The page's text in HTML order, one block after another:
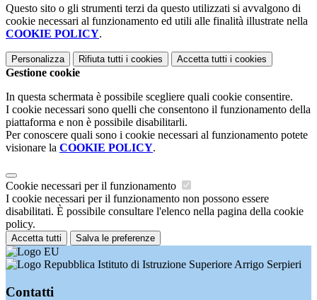
Questo sito o gli strumenti terzi da questo utilizzati si avvalgono di
cookie necessari al funzionamento ed utili alle finalità illustrate nella
COOKIE POLICY.
Personalizza Rifiuta tutti i cookies Accetta tutti i cookies
Gestione cookie
In questa schermata è possibile scegliere quali cookie consentire.
I cookie necessari sono quelli che consentono il funzionamento della
piattaforma e non è possibile disabilitarli.
Per conoscere quali sono i cookie necessari al funzionamento potete
visionare la COOKIE POLICY.
Cookie necessari per il funzionamento
I cookie necessari per il funzionamento non possono essere
disabilitati. È possibile consultare l'elenco nella pagina della cookie
policy.
Accetta tutti Salva le preferenze
Istituto di Istruzione Superiore Arrigo Serpieri
Contatti